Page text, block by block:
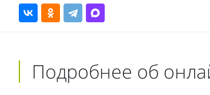
Подробнее об